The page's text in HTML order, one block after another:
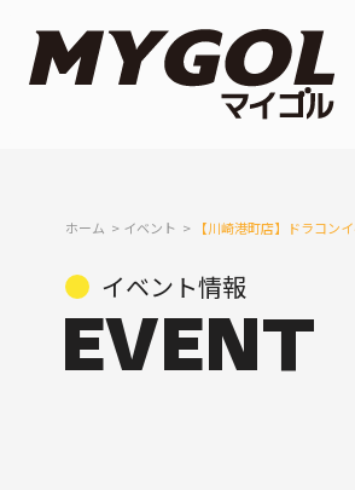
ホーム イベント 【川崎港町店】ドラコン
イベント情報